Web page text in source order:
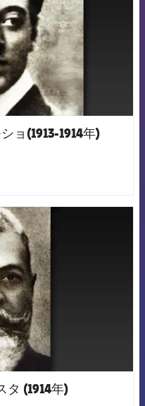
ョ(1913-1914年)
Barcelona badge
タ (1914年)